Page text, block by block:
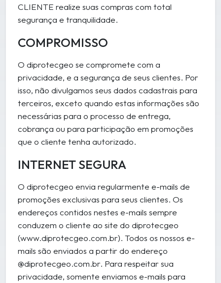
CLIENTE realize suas compras com total
segurança e tranquilidade.
COMPROMISSO
O diprotecgeo se compromete com a
privacidade, e a segurança de seus clientes. Por
isso, não divulgamos seus dados cadastrais para
terceiros, exceto quando estas informações são
necessárias para o processo de entrega,
cobrança ou para participação em promoções
que o cliente tenha autorizado.
INTERNET SEGURA
O diprotecgeo envia regularmente e-mails de
promoções exclusivas para seus clientes. Os
endereços contidos nestes e-mails sempre
conduzem o cliente ao site do diprotecgeo
(www.diprotecgeo.com.br). Todos os nossos e-
mails são enviados a partir do endereço
@diprotecgeo.com.br. Para respeitar sua
privacidade, somente enviamos e-mails para